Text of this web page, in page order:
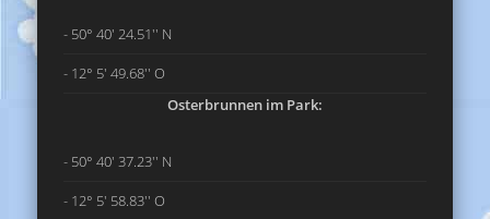
- 50° 40' 24.51'' N
- 12° 5' 49.68'' O
Osterbrunnen im Park:
- 50° 40' 37.23'' N
- 12° 5' 58.83'' O